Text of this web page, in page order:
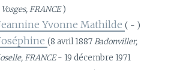
FRANCE)
Yvonne Mathilde( - )
(8 avril 1887Badonviller,
FRANCE- 19 décembre 1971